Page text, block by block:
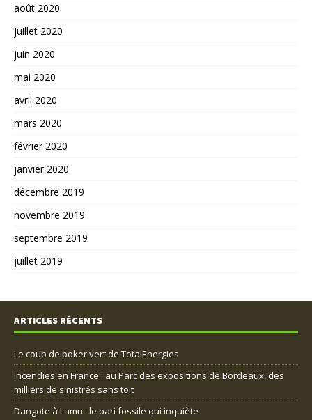
août 2020
juillet 2020
juin 2020
mai 2020
avril 2020
mars 2020
février 2020
janvier 2020
décembre 2019
novembre 2019
septembre 2019
juillet 2019
ARTICLES RÉCENTS
Le coup de poker vert de TotalEnergies
Incendies en France : au Parc des expositions de Bordeaux, des
milliers de sinistrés sans toit
Dangote à Lamu : le pari fossile qui inquiète